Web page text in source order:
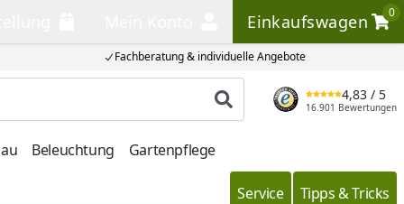
Fachberatung & individuelle Angebote
Einkaufswagen
0
Einkaufswagen
Produkt suchen
4,83 / 5
16.901 Bewertungen
Beleuchtung Gartenpflege
Service Tipps & Tricks